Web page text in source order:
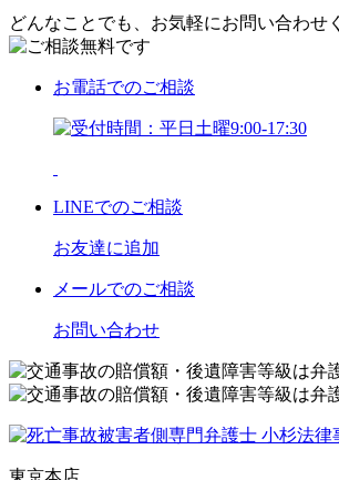
どんなことでも、お気軽にお問い合わせ
お電話でのご相談
LINEでのご相談
お友達に追加
メールでのご相談
お問い合わせ